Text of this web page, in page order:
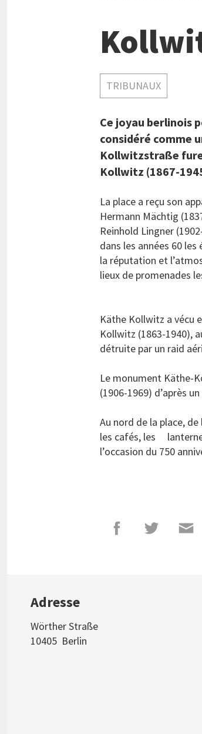
TRIBUNAUX
Ce joyau berlinois
considéré comme
Kollwitzstraße
Kollwitz (1867-
La place a reçu son
Hermann Mächtig
Reinhold Lingner
dans les années 60
la réputation et
lieux de promenades
Käthe Kollwitz a vécu
Kollwitz (1863-1940),
détruite par un raid
Le monument Käthe-
(1906-1969) d’après
Au nord de la place,
les cafés, les
l’occasion du 750
Adresse
Wörther Straße
10405 Berlin